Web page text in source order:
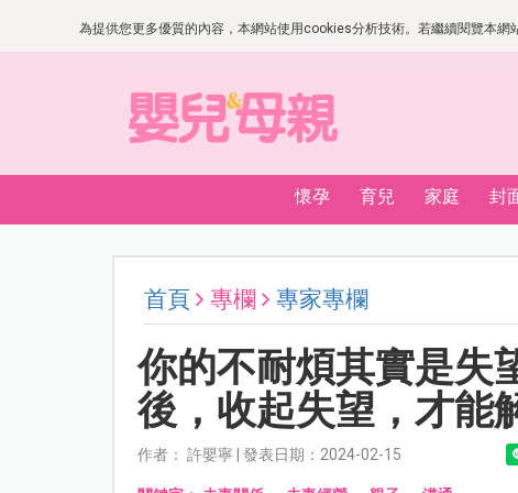
為提供您更多優質的內容，本網站使用cookies分析技術。若繼續閱覽本
懷孕 育兒 家庭 封
首頁 專欄 專家專欄
你的不耐煩其實是失
後，收起失望，才能
作者： 許嬰寧 | 發表日期：2024-02-15